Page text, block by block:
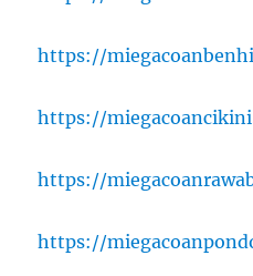
https://
https://
https://
https://